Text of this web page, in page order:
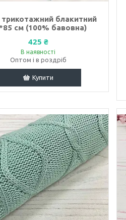
блакитний
см (100% бавовна)
425 ₴
В наявності
Оптом і в роздріб
Купити